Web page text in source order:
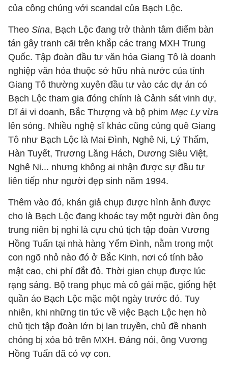
của công chúng với scandal của Bạch Lộc.
Theo Sina, Bạch Lộc đang trở thành tâm điểm bàn
tán gây tranh cãi trên khắp các trang MXH Trung
Quốc. Tập đoàn đầu tư văn hóa Giang Tô là doanh
nghiệp văn hóa thuộc sở hữu nhà nước của tỉnh
Giang Tô thường xuyên đầu tư vào các dự án có
Bạch Lộc tham gia đóng chính là Cảnh sát vinh dự,
Dĩ ái vi doanh, Bắc Thượng và bộ phim Mạc Lyvừa
lên sóng. Nhiều nghệ sĩ khác cũng cùng quê Giang
Tô như Bạch Lộc là Mai Đình, Nghê Ni, Lý Thấm,
Hàn Tuyết, Trương Lăng Hách, Dương Siêu Việt,
Nghê Ni... nhưng không ai nhận được sự đầu tư
liên tiếp như người đẹp sinh năm 1994.
Thêm vào đó, khán giả chụp được hình ảnh được
cho là Bạch Lộc đang khoác tay một người đàn ông
trung niên bị nghi là cựu chủ tịch tập đoàn Vương
Hồng Tuấn tại nhà hàng Yểm Đình, nằm trong một
con ngõ nhỏ nào đó ở Bắc Kinh, nơi có tính bảo
mật cao, chi phí đắt đỏ. Thời gian chụp được lúc
rạng sáng. Bộ trang phục mà cô gái mặc, giống hệt
quần áo Bạch Lộc mặc một ngày trước đó. Tuy
nhiên, khi những tin tức về việc Bạch Lộc hẹn hò
chủ tịch tập đoàn lớn bị lan truyền, chủ đề nhanh
chóng bị xóa bỏ trên MXH. Đáng nói, ông Vương
Hồng Tuấn đã có vợ con.